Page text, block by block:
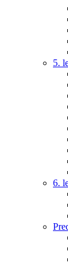
5.
6.